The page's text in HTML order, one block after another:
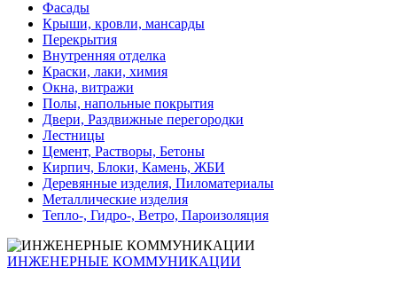
Фасады
Крыши, кровли, мансарды
Перекрытия
Внутренняя отделка
Краски, лаки, химия
Окна, витражи
Полы, напольные покрытия
Двери, Раздвижные перегородки
Лестницы
Цемент, Растворы, Бетоны
Кирпич, Блоки, Камень, ЖБИ
Деревянные изделия, Пиломатериалы
Металлические изделия
Тепло-, Гидро-, Ветро, Пароизоляция
ИНЖЕНЕРНЫЕ КОММУНИКАЦИИ